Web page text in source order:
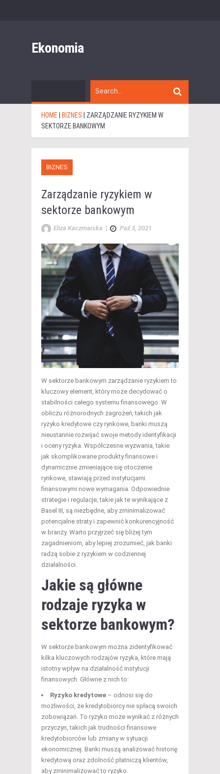
Ekonomia
HOME BIZNES
ZARZĄDZANIE RYZYKIEM W
SEKTORZE BANKOWYM
BIZNES
Zarządzanie ryzykiem w
sektorze bankowym
Eliza Kaczmarska | Paź 3, 2021
W sektorze bankowym zarządzanie ryzykiem to
kluczowy element, który może decydować o
stabilności całego systemu finansowego. W
obliczu różnorodnych zagrożeń, takich jak
ryzyko kredytowe czy rynkowe, banki muszą
nieustannie rozwijać swoje metody identyfikacji
i oceny ryzyka. Współczesne wyzwania, takie
jak skomplikowane produkty finansowe i
dynamicznie zmieniające się otoczenie
rynkowe, stawiają przed instytucjami
finansowymi nowe wymagania. Odpowiednie
strategie i regulacje, takie jak te wynikające z
Basel III, są niezbędne, aby zminimalizować
potencjalne straty i zapewnić konkurencyjność
w branży. Warto przyjrzeć się bliżej tym
zagadnieniom, aby lepiej zrozumieć, jak banki
radzą sobie z ryzykiem w codziennej
działalności.
Jakie są główne
rodzaje ryzyka w
sektorze bankowym?
W sektorze bankowym można zidentyfikować
kilka kluczowych rodzajów ryzyka, które mają
istotny wpływ na działalność instytucji
finansowych. Główne z nich to:
Ryzyko kredytowe – odnosi się do
możliwości, że kredytobiorcy nie spłacą swoich
zobowiązań. To ryzyko może wynikać z różnych
przyczyn, takich jak trudności finansowe
kredytobiorców lub zmiany w sytuacji
ekonomicznej. Banki muszą analizować historię
kredytową oraz zdolność płatniczą klientów,
aby zminimalizować to ryzyko.